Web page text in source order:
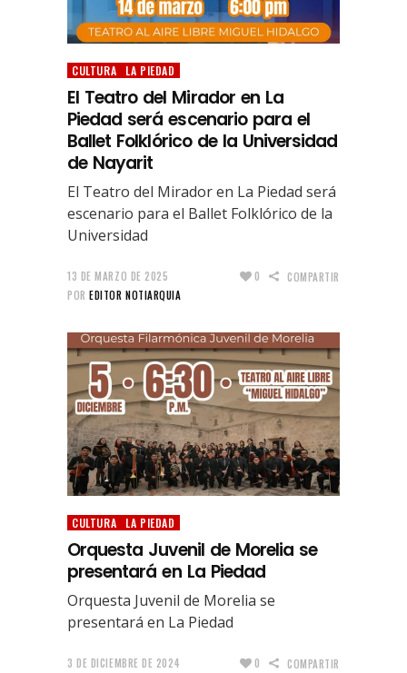
CULTURA LA PIEDAD
El Teatro del Mirador en La
Piedad será escenario para el
Ballet Folklórico de la Universidad
de Nayarit
El Teatro del Mirador en La Piedad será
escenario para el Ballet Folklórico de la
Universidad
13 DE MARZO DE 2025
POR EDITOR NOTIARQUIA
0 COMPARTIR
CULTURA LA PIEDAD
Orquesta Juvenil de Morelia se
presentará en La Piedad
Orquesta Juvenil de Morelia se
presentará en La Piedad
3 DE DICIEMBRE DE 2024
0 COMPARTIR